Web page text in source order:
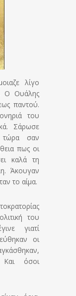
λίγο
Ο Ουάλης
παντού.
του
Σάρωσε
τώρα σαν
πως οι
καλά τη
Άκουγαν
το αίμα.
του
γιατί
οι
όσοι